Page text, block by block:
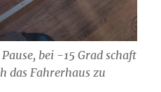
bei -15 Grad schaft
das Fahrerhaus zu